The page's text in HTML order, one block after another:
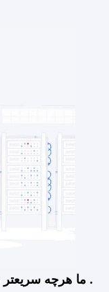
ما هرچه سریعتر مشکل را پیگیری و برطرف می کنیم .